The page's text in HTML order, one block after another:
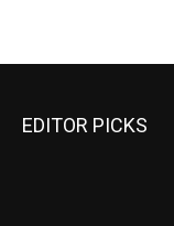
EDITOR PICKS